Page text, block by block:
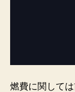
燃費に関して